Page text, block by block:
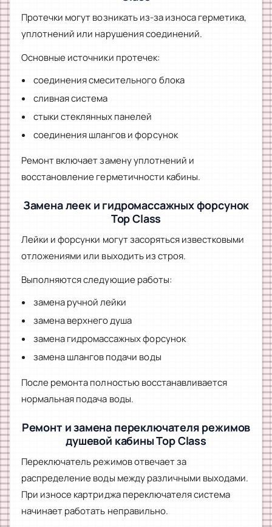
Протечки могут возникать из-за износа герметика,
уплотнений или нарушения соединений.
Основные источники протечек:
соединения смесительного блока
сливная система
стыки стеклянных панелей
соединения шлангов и форсунок
Ремонт включает замену уплотнений и
восстановление герметичности кабины.
Замена леек и гидромассажных форсунок
Top Class
Лейки и форсунки могут засоряться известковыми
отложениями или выходить из строя.
Выполняются следующие работы:
замена ручной лейки
замена верхнего душа
замена гидромассажных форсунок
замена шлангов подачи воды
После ремонта полностью восстанавливается
нормальная подача воды.
Ремонт и замена переключателя режимов
душевой кабины Top Class
Переключатель режимов отвечает за
распределение воды между различными выходами.
При износе картриджа переключателя система
начинает работать неправильно.